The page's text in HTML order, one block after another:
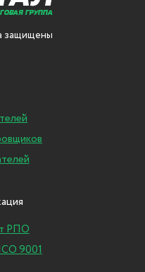
защищены
РПО
9001